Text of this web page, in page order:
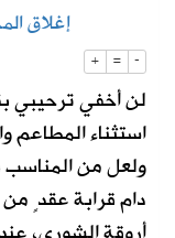
إغلاق
+ = -
لن أخفي ترحيبي
استثناء المطاعم
ولعل من
دام قرابة عقدٍ